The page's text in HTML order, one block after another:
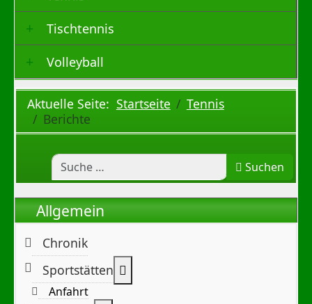
Tischtennis
Volleyball
Aktuelle Seite: Startseite
Tennis
Berichte
Suchen
Allgemein
Chronik
Sportstätten
Anfahrt